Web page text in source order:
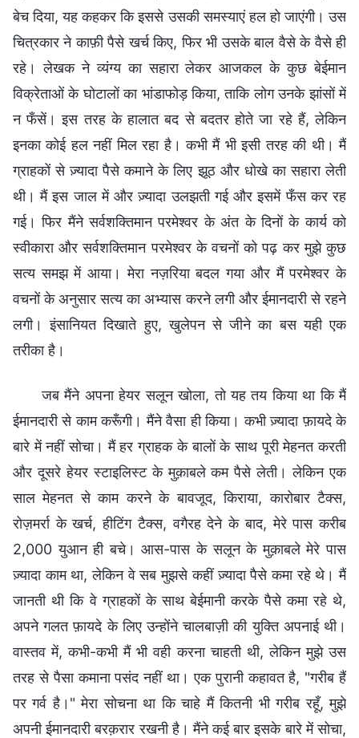
बेच दिया, यह कहकर कि इससे उसकी समस्याएं हल हो जाएंगी। उस
चित्रकार ने काफ़ी पैसे खर्च किए, फिर भी उसके बाल वैसे के वैसे ही
रहे। लेखक ने व्यंग्य का सहारा लेकर आजकल के कुछ बेईमान
विक्रेताओं के घोटालों का भांडाफोड़ किया, ताकि लोग उनके झांसों में
न फँसें। इस तरह के हालात बद से बदतर होते जा रहे हैं, लेकिन
इनका कोई हल नहीं मिल रहा है। कभी मैं भी इसी तरह की थी। मैं
ग्राहकों से ज़्यादा पैसे कमाने के लिए झूठ और धोखे का सहारा लेती
थी। मैं इस जाल में और ज़्यादा उलझती गई और इसमें फँस कर रह
गई। फिर मैंने सर्वशक्तिमान परमेश्वर के अंत के दिनों के कार्य को
स्वीकारा और सर्वशक्तिमान परमेश्वर के वचनों को पढ़ कर मुझे कुछ
सत्य समझ में आया। मेरा नज़रिया बदल गया और मैं परमेश्वर के
वचनों के अनुसार सत्य का अभ्यास करने लगी और ईमानदारी से रहने
लगी। इंसानियत दिखाते हुए, खुलेपन से जीने का बस यही एक
तरीका है।
जब मैंने अपना हेयर सलून खोला, तो यह तय किया था कि मैं
ईमानदारी से काम करूँगी। मैंने वैसा ही किया। कभी ज़्यादा फ़ायदे के
बारे में नहीं सोचा। मैं हर ग्राहक के बालों के साथ पूरी मेहनत करती
और दूसरे हेयर स्टाइलिस्ट के मुक़ाबले कम पैसे लेती। लेकिन एक
साल मेहनत से काम करने के बावजूद, किराया, कारोबार टैक्स,
रोज़मर्रा के खर्च, हीटिंग टैक्स, वगैरह देने के बाद, मेरे पास करीब
2,000 युआन ही बचे। आस-पास के सलून के मुक़ाबले मेरे पास
ज़्यादा काम था, लेकिन वे सब मुझसे कहीं ज़्यादा पैसे कमा रहे थे। मैं
जानती थी कि वे ग्राहकों के साथ बेईमानी करके पैसे कमा रहे थे,
अपने गलत फ़ायदे के लिए उन्होंने चालबाज़ी की युक्ति अपनाई थी।
वास्तव में, कभी-कभी मैं भी वही करना चाहती थी, लेकिन मुझे उस
तरह से पैसा कमाना पसंद नहीं था। एक पुरानी कहावत है, "गरीब हैं
पर गर्व है।" मेरा सोचना था कि चाहे मैं कितनी भी गरीब रहूँ, मुझे
अपनी ईमानदारी बरक़रार रखनी है। मैंने कई बार इसके बारे में सोचा,